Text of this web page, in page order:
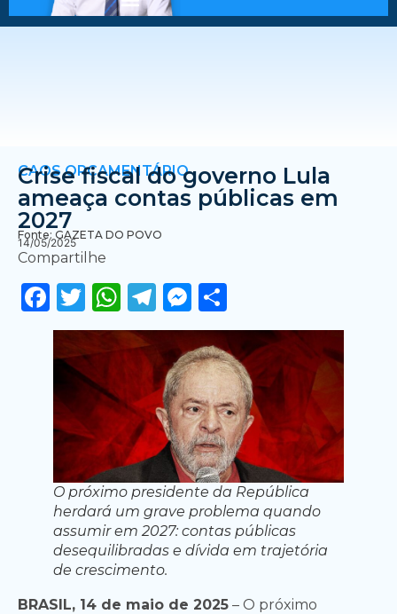
CAOS ORÇAMENTÁRIO
Crise fiscal do governo Lula
ameaça contas públicas em
2027
Fonte: GAZETA DO POVO
14/05/2025
Compartilhe
Facebook
Twitter
WhatsApp
Telegram
Messenger
O próximo presidente da República
herdará um grave problema quando
assumir em 2027: contas públicas
desequilibradas e dívida em trajetória
de crescimento.
BRASIL, 14 de maio de 2025 – O próximo